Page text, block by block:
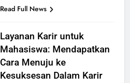
Read Full News
Layanan Karir untuk
Mahasiswa: Mendapatkan
Cara Menuju ke
Kesuksesan Dalam Karir